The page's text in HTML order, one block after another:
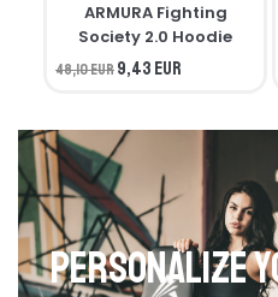
ARMURA Fighting
Society 2.0 Hoodie
48,10 EUR9,43 EUR
Personalize